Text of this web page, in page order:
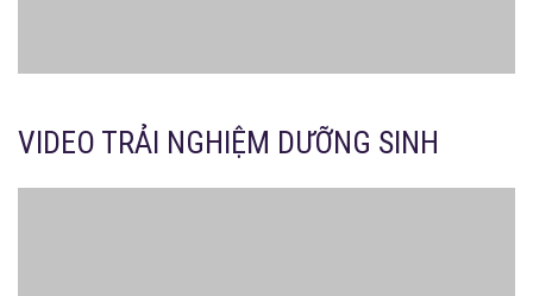
VIDEO TRẢI NGHIỆM DƯỠNG SINH